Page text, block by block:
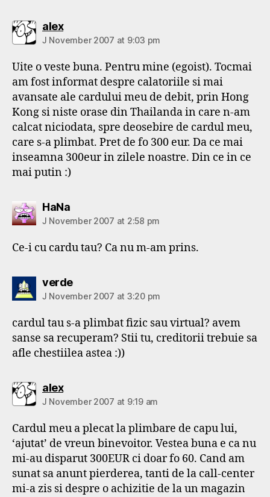
alexsays:
J November 2007 at 9:03 pm
Uite o veste buna. Pentru mine (egoist). Tocmai
am fost informat despre calatoriile si mai
avansate ale cardului meu de debit, prin Hong
Kong si niste orase din Thailanda in care n-am
calcat niciodata, spre deosebire de cardul meu,
care s-a plimbat. Pret de fo 300 eur. Da ce mai
inseamna 300eur in zilele noastre. Din ce in ce
mai putin :)
HaNasays:
J November 2007 at 2:58 pm
Ce-i cu cardu tau? Ca nu m-am prins.
verdesays:
J November 2007 at 3:20 pm
cardul tau s-a plimbat fizic sau virtual? avem
sanse sa recuperam? Stii tu, creditorii trebuie sa
afle chestiilea astea :))
alexsays:
J November 2007 at 9:19 am
Cardul meu a plecat la plimbare de capu lui,
‘ajutat’ de vreun binevoitor. Vestea buna e ca nu
mi-au disparut 300EUR ci doar fo 60. Cand am
sunat sa anunt pierderea, tanti de la call-center
mi-a zis si despre o achizitie de la un magazin